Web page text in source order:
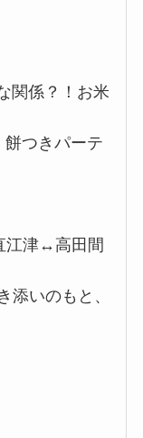
関係？！お米
餅つきパーテ
江津↔︎高田間
添いのもと、